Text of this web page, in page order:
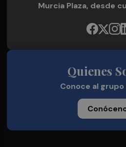
Murcia Plaza, desde
Quienes
Conoce al